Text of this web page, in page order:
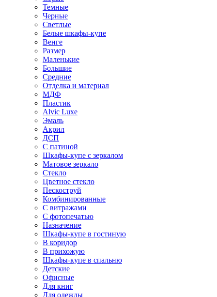
Темные
Черные
Светлые
Белые шкафы-купе
Венге
Размер
Маленькие
Большие
Средние
Отделка и материал
МДФ
Пластик
Alvic Luxe
Эмаль
Акрил
ДСП
С патиной
Шкафы-купе с зеркалом
Матовое зеркало
Стекло
Цветное стекло
Пескоструй
Комбинированные
С витражами
С фотопечатью
Назначение
Шкафы-купе в гостиную
В коридор
В прихожую
Шкафы-купе в спальню
Детские
Офисные
Для книг
Для одежды